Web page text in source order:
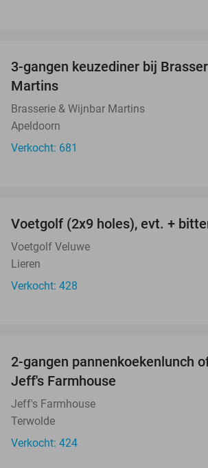
3-gangen keuzediner bij
Martins
Brasserie & Wijnbar Martins
Apeldoorn
Verkocht: 681
Voetgolf (2x9 holes), evt. +
Voetgolf Veluwe
Lieren
Verkocht: 428
2-gangen pannenkoekenlunch
Jeff's Farmhouse
Jeff's Farmhouse
Terwolde
Verkocht: 424